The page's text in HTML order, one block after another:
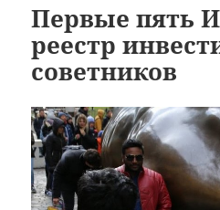
Первые пять
реестр
советников